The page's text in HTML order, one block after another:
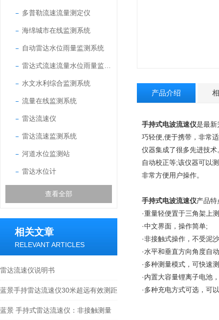
多普勒流速流量测定仪
海绵城市在线监测系统
自动雷达水位雨量监测系统
水文水利综合监测系统
流量在线监测系统
雷达流速仪
雷达流速监测系统
河道水位监测站
雷达水位计
查看全部
相关文章
RELEVANT ARTICLES
雷达流速仪说明书
蓝景手持雷达流速仪30米超远有效测距
+双向测速优势
蓝景 手持式雷达流速仪：非接触测量
产品介绍
手持式电波流速仪是最新
巧轻便,便于携带，非常
仪器集成了很多先进技
自动校正等;该仪器可以
非常方便用户操作。
手持式电波流速仪产品特
·重量轻便置于三角架上
·中文界面，操作简单;
·非接触式操作，不受泥
·水平和垂直方向角度自
·多种测量模式，可快速
·内置大容量锂离子电池
·多种充电方式可选，可